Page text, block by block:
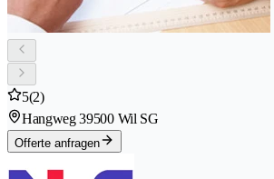
5(2)
Hangweg 39500 Wil SG
Offerte anfragen